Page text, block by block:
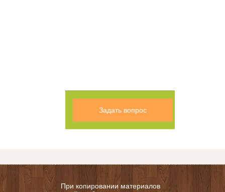
Задать вопрос
При копировании материалов